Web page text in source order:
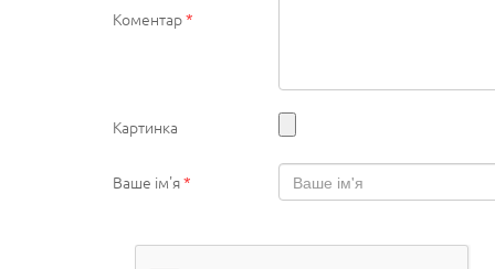
Коментар*
Картинка
Ваше ім'я*